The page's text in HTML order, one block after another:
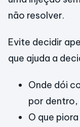
não resolver.
Evite decidir
que ajuda a
Onde dói
por
O que